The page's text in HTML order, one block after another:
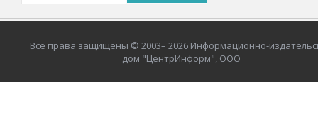
Все права защищены © 2003– 2026 Информационно-
дом "ЦентрИнформ", ООО